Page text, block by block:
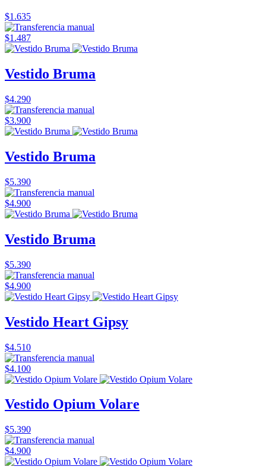
$1.635
$1.487
Vestido Bruma
$4.290
$3.900
Vestido Bruma
$5.390
$4.900
Vestido Bruma
$5.390
$4.900
Vestido Heart Gipsy
$4.510
$4.100
Vestido Opium Volare
$5.390
$4.900